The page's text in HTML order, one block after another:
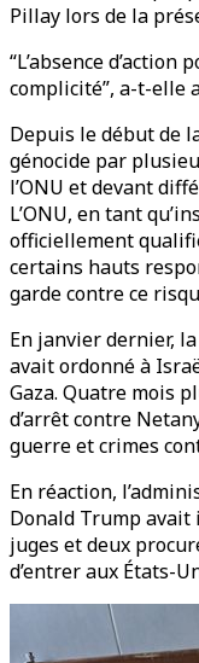
Pillay lors de la
“L’absence
complicité”, a-t-elle
Depuis le début de
génocide par
l’ONU et devant
L’ONU, en tant
officiellement
certains hauts
garde contre ce
En janvier dernier,
avait ordonné à
Gaza. Quatre mois
d’arrêt contre
guerre et crimes
En réaction,
Donald Trump avait
juges et deux
d’entrer aux États-